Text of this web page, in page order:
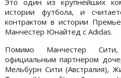
Это один из крупнейших
истории футбола, и
контрактом в истории
Манчестер Юнайтед с Adidas.
Помимо Манчестер
официальным партнером
Мельбурн Сити (Австралия),